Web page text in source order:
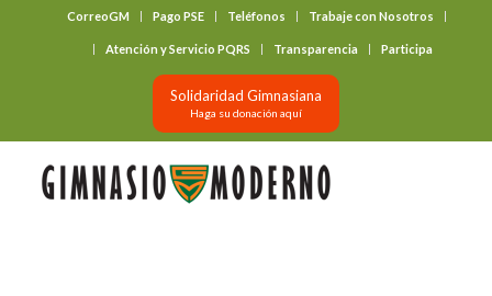
CorreoGM Pago PSE Teléfonos Trabaje con Nosotros
Atención y Servicio PQRS Transparencia Participa
Solidaridad Gimnasiana
Haga su donación aquí